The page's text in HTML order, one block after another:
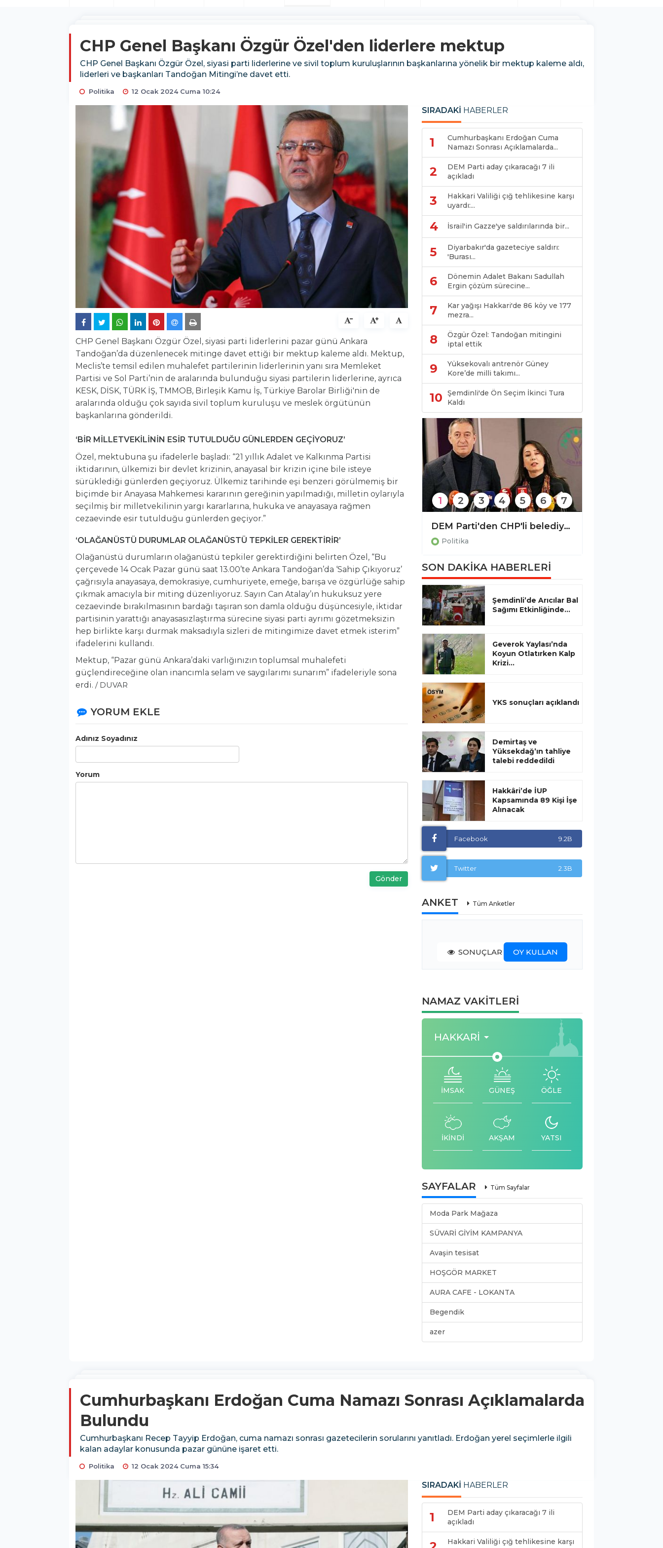
CHP Genel Başkanı Özgür Özel'den liderlere mektup
CHP Genel Başkanı Özgür Özel, siyasi parti liderlerine ve sivil toplum kuruluşlarının başkanlarına yönelik bir mektup kaleme aldı,
liderleri ve başkanları Tandoğan Mitingi’ne davet etti.
Politika 12 Ocak 2024 Cuma 10:24
CHP Genel Başkanı Özgür Özel, siyasi parti liderlerini pazar günü Ankara
Tandoğan’da düzenlenecek mitinge davet ettiği bir mektup kaleme aldı. Mektup,
Meclis’te temsil edilen muhalefet partilerinin liderlerinin yanı sıra Memleket
Partisi ve Sol Parti’nin de aralarında bulunduğu siyasi partilerin liderlerine, ayrıca
KESK, DİSK, TÜRK İŞ, TMMOB, Birleşik Kamu İş, Türkiye Barolar Birliği'nin de
aralarında olduğu çok sayıda sivil toplum kuruluşu ve meslek örgütünün
başkanlarına gönderildi.
‘BİR MİLLETVEKİLİNİN ESİR TUTULDUĞU GÜNLERDEN GEÇİYORUZ’
Özel, mektubuna şu ifadelerle başladı: “21 yıllık Adalet ve Kalkınma Partisi
iktidarının, ülkemizi bir devlet krizinin, anayasal bir krizin içine bile isteye
sürüklediği günlerden geçiyoruz. Ülkemiz tarihinde eşi benzeri görülmemiş bir
biçimde bir Anayasa Mahkemesi kararının gereğinin yapılmadığı, milletin oylarıyla
seçilmiş bir milletvekilinin yargı kararlarına, hukuka ve anayasaya rağmen
cezaevinde esir tutulduğu günlerden geçiyor.”
‘OLAĞANÜSTÜ DURUMLAR OLAĞANÜSTÜ TEPKİLER GEREKTİRİR’
Olağanüstü durumların olağanüstü tepkiler gerektirdiğini belirten Özel, “Bu
çerçevede 14 Ocak Pazar günü saat 13.00’te Ankara Tandoğan’da ‘Sahip Çıkıyoruz’
çağrısıyla anayasaya, demokrasiye, cumhuriyete, emeğe, barışa ve özgürlüğe sahip
çıkmak amacıyla bir miting düzenliyoruz. Sayın Can Atalay’ın hukuksuz yere
cezaevinde bırakılmasının bardağı taşıran son damla olduğu düşüncesiyle, iktidar
partisinin yarattığı anayasasızlaştırma sürecine siyasi parti ayrımı gözetmeksizin
hep birlikte karşı durmak maksadıyla sizleri de mitingimize davet etmek isterim”
ifadelerini kullandı.
Mektup, “Pazar günü Ankara’daki varlığınızın toplumsal muhalefeti
güçlendireceğine olan inancımla selam ve saygılarımı sunarım” ifadeleriyle sona
erdi. / DUVAR
YORUM EKLE
Adınız Soyadınız
Yorum
Gönder
SIRADAKİ HABERLER
1
Cumhurbaşkanı Erdoğan Cuma
Namazı Sonrası Açıklamalarda...
2
DEM Parti aday çıkaracağı 7 ili
açıkladı
3
Hakkari Valiliği çığ tehlikesine karşı
uyardı:...
4 İsrail'in Gazze'ye saldırılarında bir...
5
Diyarbakır'da gazeteciye saldırı:
'Burası...
6
Dönemin Adalet Bakanı Sadullah
Ergin çözüm sürecine...
7
Kar yağışı Hakkari'de 86 köy ve 177
mezra...
8
Özgür Özel: Tandoğan mitingini
iptal ettik
9
Yüksekovalı antrenör Güney
Kore’de milli takımı...
10
Şemdinli'de Ön Seçim İkinci Tura
Kaldı
Politika
DEM Parti'den CHP'li belediyelere yönelik operasyona tepki
Politika
1 2 3 4 5 6 7
SON DAKİKA HABERLERİ
Şemdinli’de Arıcılar Bal
Sağımı Etkinliğinde...
Geverok Yaylası’nda
Koyun Otlatırken Kalp
Krizi...
YKS sonuçları açıklandı
Demirtaş ve
Yüksekdağ’ın tahliye
talebi reddedildi
Hakkâri’de İUP
Kapsamında 89 Kişi İşe
Alınacak
Facebook 9.2B
Twitter 2.3B
ANKET Tüm Anketler
SONUÇLAR OY KULLAN
NAMAZ VAKİTLERİ
HAKKARI
İMSAK GÜNEŞ ÖĞLE
İKİNDİ AKŞAM YATSI
SAYFALAR Tüm Sayfalar
Moda Park Mağaza
SÜVARİ GİYİM KAMPANYA
Avaşin tesisat
HOŞGÖR MARKET
AURA CAFE - LOKANTA
Begendik
azer
Cumhurbaşkanı Erdoğan Cuma Namazı Sonrası Açıklamalarda
Bulundu
Cumhurbaşkanı Recep Tayyip Erdoğan, cuma namazı sonrası gazetecilerin sorularını yanıtladı. Erdoğan yerel seçimlerle ilgili
kalan adaylar konusunda pazar gününe işaret etti.
Politika 12 Ocak 2024 Cuma 15:34
SIRADAKİ HABERLER
1
DEM Parti aday çıkaracağı 7 ili
açıkladı
Hakkari Valiliği çığ tehlikesine karşı